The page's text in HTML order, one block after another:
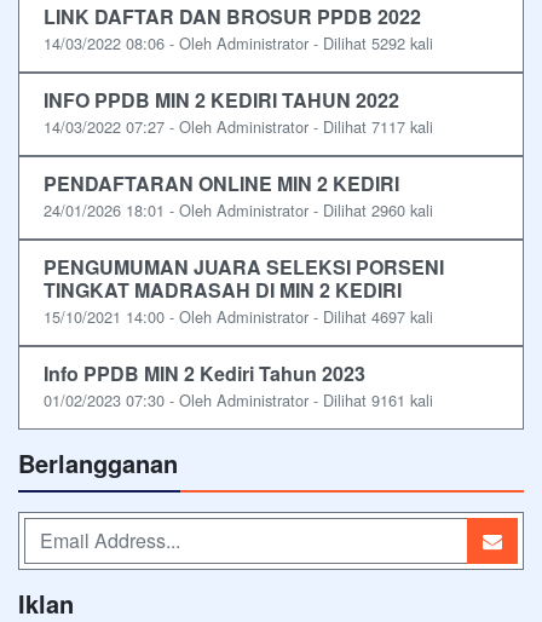
LINK DAFTAR DAN BROSUR PPDB 2022
14/03/2022 08:06 - Oleh Administrator - Dilihat 5292 kali
INFO PPDB MIN 2 KEDIRI TAHUN 2022
14/03/2022 07:27 - Oleh Administrator - Dilihat 7117 kali
PENDAFTARAN ONLINE MIN 2 KEDIRI
24/01/2026 18:01 - Oleh Administrator - Dilihat 2960 kali
PENGUMUMAN JUARA SELEKSI PORSENI
TINGKAT MADRASAH DI MIN 2 KEDIRI
15/10/2021 14:00 - Oleh Administrator - Dilihat 4697 kali
Info PPDB MIN 2 Kediri Tahun 2023
01/02/2023 07:30 - Oleh Administrator - Dilihat 9161 kali
Berlangganan
Iklan